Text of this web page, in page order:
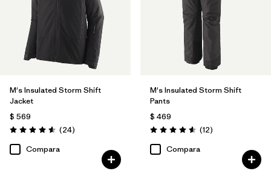
M's Insulated Storm Shift
Jacket
$ 569
Valoración: 4.6 / 5
(24Comentarios
)
Compara
M's Insulated Storm Shift
Pants
$ 469
Valoración: 4.6 / 5
(12Comentarios
)
Compara